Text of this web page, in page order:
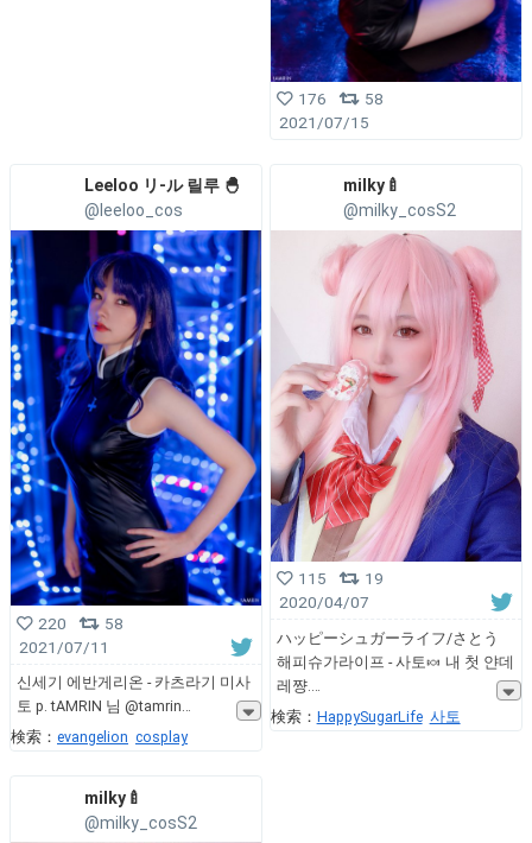
176
58
2021/07/15
Leeloo リ-ル 릴루 🐣
@leeloo_cos
220
58
2021/07/11
신세기 에반게리온 - 카츠라기 미사
토 p. tAMRIN 님 @tamrin
検索： evangelion cosplay
milky🍼
@milky_cosS2
115
19
2020/04/07
ハッピーシュガーライフ/さとう
해피슈가라이프 - 사토🍬 내 첫 얀데
레쨩.
検索： HappySugarLife 사토
milky🍼
@milky_cosS2